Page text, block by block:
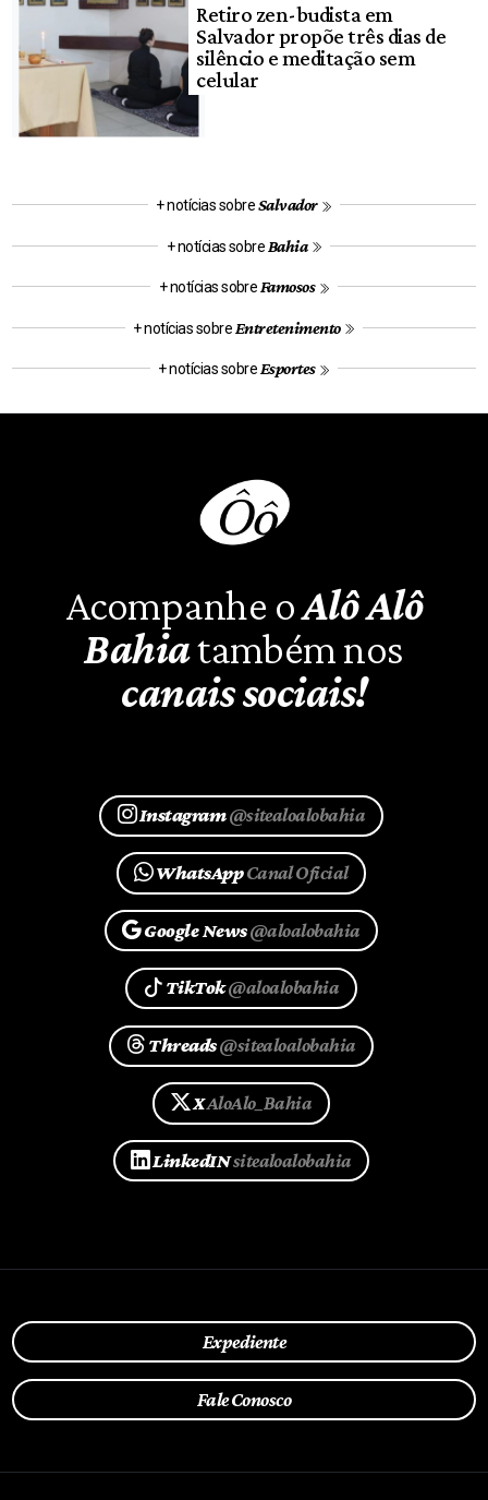
Retiro zen-budista em
Salvador propõe três dias de
silêncio e meditação sem
celular
+ notícias sobreSalvador
+ notícias sobre Bahia
+ notícias sobre Famosos
+ notícias sobre Entretenimento
+ notícias sobre Esportes
Acompanhe oAlô Alô
Bahiatambém nos
canais sociais!
Instagram@sitealoalobahia
WhatsAppCanal Oficial
Google News@aloalobahia
TikTok@aloalobahia
Threads@sitealoalobahia
XAloAlo_Bahia
LinkedINsitealoalobahia
Expediente
Fale Conosco